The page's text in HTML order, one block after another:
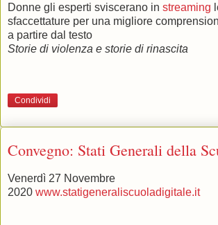
Donne gli esperti sviscerano in streaming
sfaccettature per una migliore
a partire dal testo
Storie di violenza e storie di rinascita
Condividi
Convegno: Stati Generali della
Venerdì 27 Novembre
2020 www.statigeneraliscuoladigitale.it